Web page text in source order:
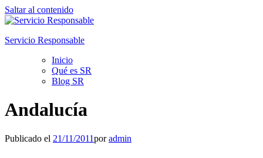
Saltar al contenido
Servicio Responsable
Inicio
Qué es SR
Blog SR
Andalucía
Publicado el 21/11/2011por admin